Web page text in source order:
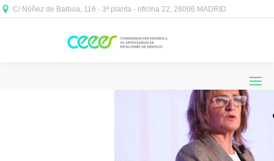
C/ Núñez de Balboa, 116 - 3ª planta - oficina 22, 28006 MADRID